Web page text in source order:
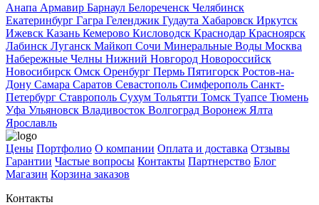
Анапа Армавир Барнаул Белореченск Челябинск
Екатеринбург Гагра Геленджик Гудаута Хабаровск Иркутск
Ижевск Казань Кемерово Кисловодск Краснодар Красноярск
Лабинск Луганск Майкоп Сочи Минеральные Воды Москва
Набережные Челны Нижний Новгород Новороссийск
Новосибирск Омск Оренбург Пермь Пятигорск Ростов-на-
Дону Самара Саратов Севастополь Симферополь Санкт-
Петербург Ставрополь Сухум Тольятти Томск Туапсе Тюмень
Уфа Ульяновск Владивосток Волгоград Воронеж Ялта
Ярославль
Цены Портфолио О компании Оплата и доставка Отзывы
Гарантии Частые вопросы Контакты Партнерство Блог
Магазин Корзина заказов
Контакты